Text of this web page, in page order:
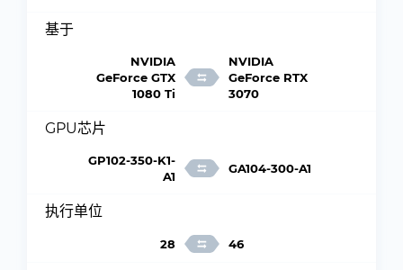
基于
NVIDIA
GeForce GTX
1080 Ti
NVIDIA
GeForce RTX
3070
GPU芯片
GP102-350-K1-
A1
GA104-300-A1
执行单位
28 46